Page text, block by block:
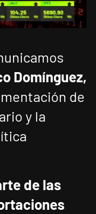
Domínguez,
de
y la
de las